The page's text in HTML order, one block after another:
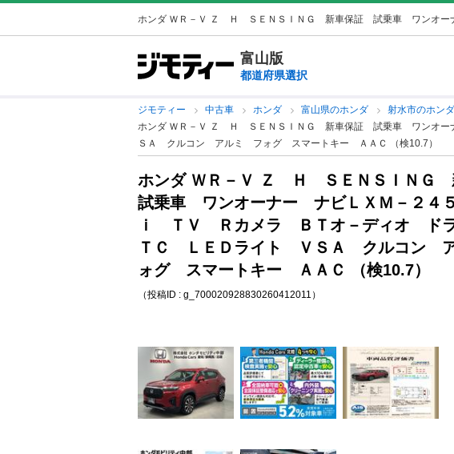
ホンダ ＷＲ－Ｖ Ｚ Ｈ ＳＥＮＳＩＮＧ 新車保証 試乗車 ワンオー
富山版
都道府県選択
ジモティー 中古車 ホンダ 富山県のホンダ
射水市のホンダ
ホンダ ＷＲ－Ｖ Ｚ Ｈ ＳＥＮＳＩＮＧ 新車保証 試乗車 ワンオ
ＳＡ クルコン アルミ フォグ スマートキー ＡＡＣ （検10.7）
ホンダ ＷＲ－Ｖ Ｚ Ｈ ＳＥＮＳＩＮＧ
試乗車 ワンオーナー ナビＬＸＭ－２４
ｉ ＴＶ Ｒカメラ ＢＴオ－ディオ ド
ＴＣ ＬＥＤライト ＶＳＡ クルコン
ォグ スマートキー ＡＡＣ （検10.7）
（投稿ID : g_700020928830260412011）